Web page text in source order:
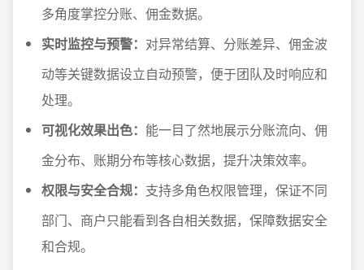
多角度掌控分账、佣金数据。
实时监控与预警： 对异常结算、分账差异、佣金波
动等关键数据设立自动预警，便于团队及时响应和
处理。
可视化效果出色： 能一目了然地展示分账流向、佣
金分布、账期分布等核心数据，提升决策效率。
权限与安全合规： 支持多角色权限管理，保证不同
部门、商户只能看到各自相关数据，保障数据安全
和合规。